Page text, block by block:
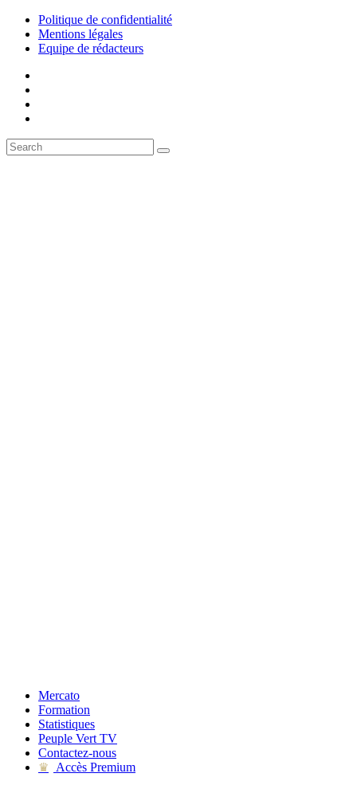
Politique de confidentialité
Mentions légales
Equipe de rédacteurs
Mercato
Formation
Statistiques
Peuple Vert TV
Contactez-nous
♛
Accès Premium